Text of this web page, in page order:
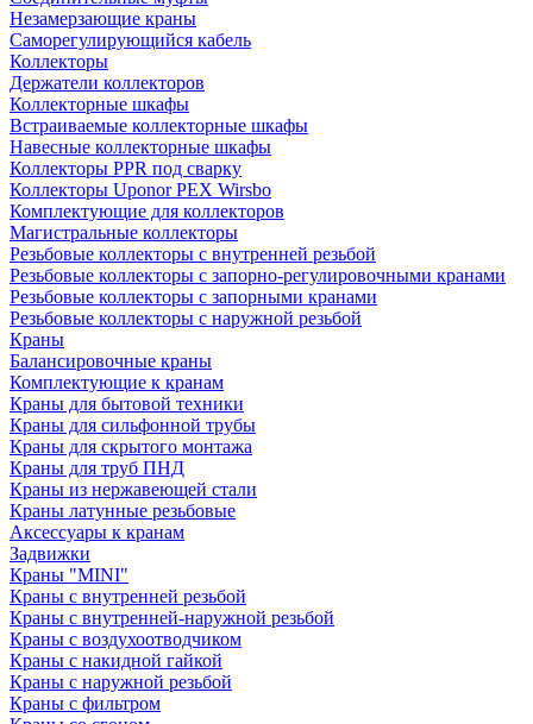
Незамерзающие краны
Саморегулирующийся кабель
Коллекторы
Держатели коллекторов
Коллекторные шкафы
Встраиваемые коллекторные шкафы
Навесные коллекторные шкафы
Коллекторы PPR под сварку
Коллекторы Uponor PEX Wirsbo
Комплектующие для коллекторов
Магистральные коллекторы
Резьбовые коллекторы с внутренней резьбой
Резьбовые коллекторы с запорно-регулировочными кранами
Резьбовые коллекторы с запорными кранами
Резьбовые коллекторы с наружной резьбой
Краны
Балансировочные краны
Комплектующие к кранам
Краны для бытовой техники
Краны для сильфонной трубы
Краны для скрытого монтажа
Краны для труб ПНД
Краны из нержавеющей стали
Краны латунные резьбовые
Аксессуары к кранам
Задвижки
Краны "MINI"
Краны с внутренней резьбой
Краны с внутренней-наружной резьбой
Краны с воздухоотводчиком
Краны с накидной гайкой
Краны с наружной резьбой
Краны с фильтром